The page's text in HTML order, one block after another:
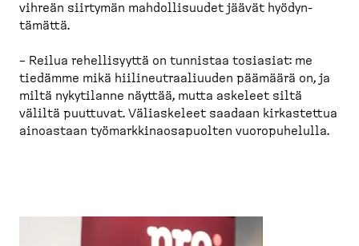
vihreän siirtymän mahdol­li­suudet jäävät hyödyn­
tämättä.
– Reilua rehelli­syyttä on tunnistaa tosiasiat: me
tiedämme mikä hiilineut­raa­liuuden päämäärä on, ja
miltä nykytilanne näyttää, mutta askeleet siltä
väliltä puuttuvat. Välias­keleet saadaan kirkas­tettua
ainoastaan työmark­ki­naos­a­puolten vuoropu­helulla.